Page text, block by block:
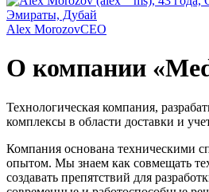
Alex MorozovCEO
О компании
Технологическая компания,
комплексы в области доставки и
Компания основана техническими
опытом. Мы знаем как совмещать
создавать препятствий для